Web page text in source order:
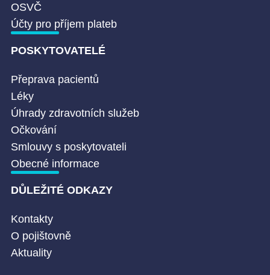
OSVČ
Účty pro příjem plateb
POSKYTOVATELÉ
Přeprava pacientů
Léky
Úhrady zdravotních služeb
Očkování
Smlouvy s poskytovateli
Obecné informace
DŮLEŽITÉ ODKAZY
Kontakty
O pojištovně
Aktuality